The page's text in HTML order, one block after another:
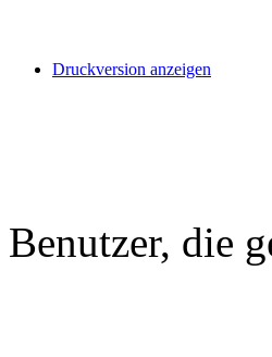
Druckversion anzeigen
Benutzer, die